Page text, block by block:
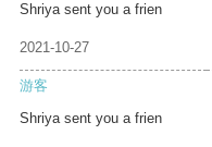
Shriya sent you a frien
2021-10-27
游客
Shriya sent you a frien